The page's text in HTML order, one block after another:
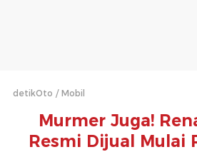
detikOto Mobil
Murmer Juga!
Resmi Dijual Mulai